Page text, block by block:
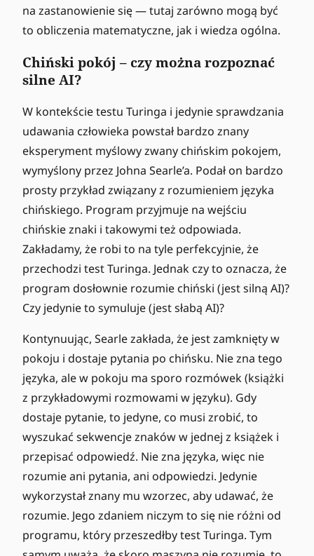
na zastanowienie się — tutaj zarówno mogą być
to obliczenia matematyczne, jak i wiedza ogólna.
Chiński pokój – czy można rozpoznać
silne AI?
W kontekście testu Turinga i jedynie sprawdzania
udawania człowieka powstał bardzo znany
eksperyment myślowy zwany chińskim pokojem,
wymyślony przez Johna Searle’a. Podał on bardzo
prosty przykład związany z rozumieniem języka
chińskiego. Program przyjmuje na wejściu
chińskie znaki i takowymi też odpowiada.
Zakładamy, że robi to na tyle perfekcyjnie, że
przechodzi test Turinga. Jednak czy to oznacza, że
program dosłownie rozumie chiński (jest silną AI)?
Czy jedynie to symuluje (jest słabą AI)?
Kontynuując, Searle zakłada, że jest zamknięty w
pokoju i dostaje pytania po chińsku. Nie zna tego
języka, ale w pokoju ma sporo rozmówek (książki
z przykładowymi rozmowami w języku). Gdy
dostaje pytanie, to jedyne, co musi zrobić, to
wyszukać sekwencje znaków w jednej z książek i
przepisać odpowiedź. Nie zna języka, więc nie
rozumie ani pytania, ani odpowiedzi. Jedynie
wykorzystał znany mu wzorzec, aby udawać, że
rozumie. Jego zdaniem niczym to się nie różni od
programu, który przeszedłby test Turinga. Tym